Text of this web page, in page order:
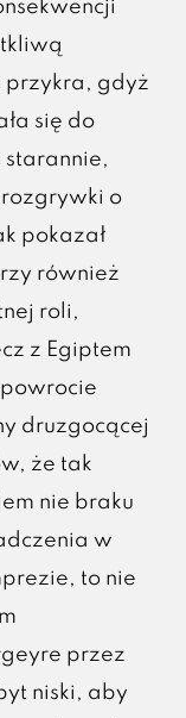
przykra, gdyż
się do
starannie,
o
pokazał
również
roli,
z Egiptem
druzgocącej
że tak
nie braku
w
to nie
przez
niski, aby